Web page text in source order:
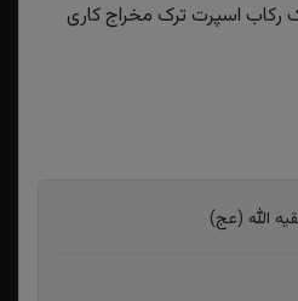
رکاب اسپرت ترک مخراج کاری
الله (عج)